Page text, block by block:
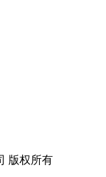
版权所有